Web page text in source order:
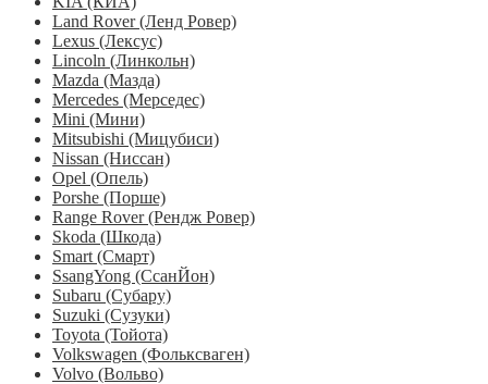
Land Rover (Ленд Ровер)
Lexus (Лексус)
Lincoln (Линкольн)
Mazda (Мазда)
Mercedes (Мерседес)
Mini (Мини)
Mitsubishi (Мицубиси)
Nissan (Ниссан)
Opel (Опель)
Porshe (Порше)
Range Rover (Рендж Ровер)
Skoda (Шкода)
Smart (Смарт)
SsangYong (СсанЙон)
Subaru (Субару)
Suzuki (Сузуки)
Toyota (Тойота)
Volkswagen (Фольксваген)
Volvo (Вольво)